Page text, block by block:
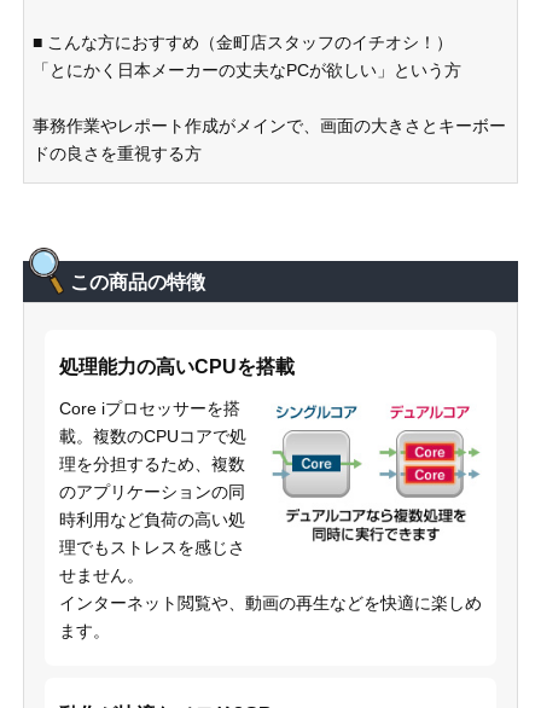
■ こんな方におすすめ（金町店スタッフのイチオシ！）
「とにかく日本メーカーの丈夫なPCが欲しい」という方
事務作業やレポート作成がメインで、画面の大きさとキーボー
ドの良さを重視する方
この商品の特徴
処理能力の高いCPUを搭載
Core iプロセッサーを搭
載。複数のCPUコアで処
理を分担するため、複数
のアプリケーションの同
時利用など負荷の高い処
理でもストレスを感じさ
せません。
インターネット閲覧や、動画の再生などを快適に楽しめ
ます。